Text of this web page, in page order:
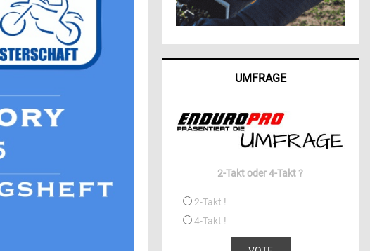
UMFRAGE
2-Takt oder 4-Takt ?
2-Takt !
4-Takt !